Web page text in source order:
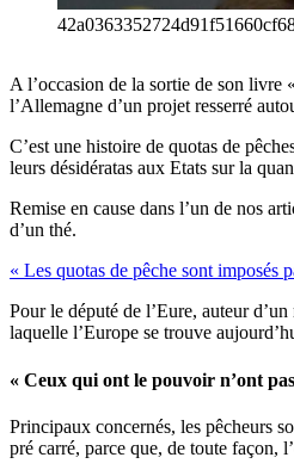
A l’occasion de la sortie de son livre
l’Allemagne d’un projet resserré
C’est une histoire de quotas de
leurs désidératas aux Etats sur la
Remise en cause dans l’un de nos
d’un thé.
« Les quotas de pêche sont imposés
Pour le député de l’Eure, auteur
laquelle l’Europe se trouve
« Ceux qui ont le pouvoir n’ont
Principaux concernés, les pêcheurs
pré carré, parce que, de toute façon,